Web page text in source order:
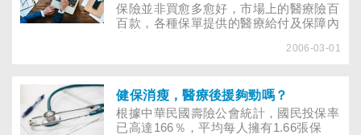
保險並非買愈多愈好，市場上的醫療險百
百款，各種保單提供的醫療給付及保障內
也要精挑細選，找到最適合自己的類型，
2006-03-01
健保消瘦，醫療後援夠勁嗎？
根據中華民國壽險公會統計，國民投保率
已高達166％，平均每人擁有1.66張保